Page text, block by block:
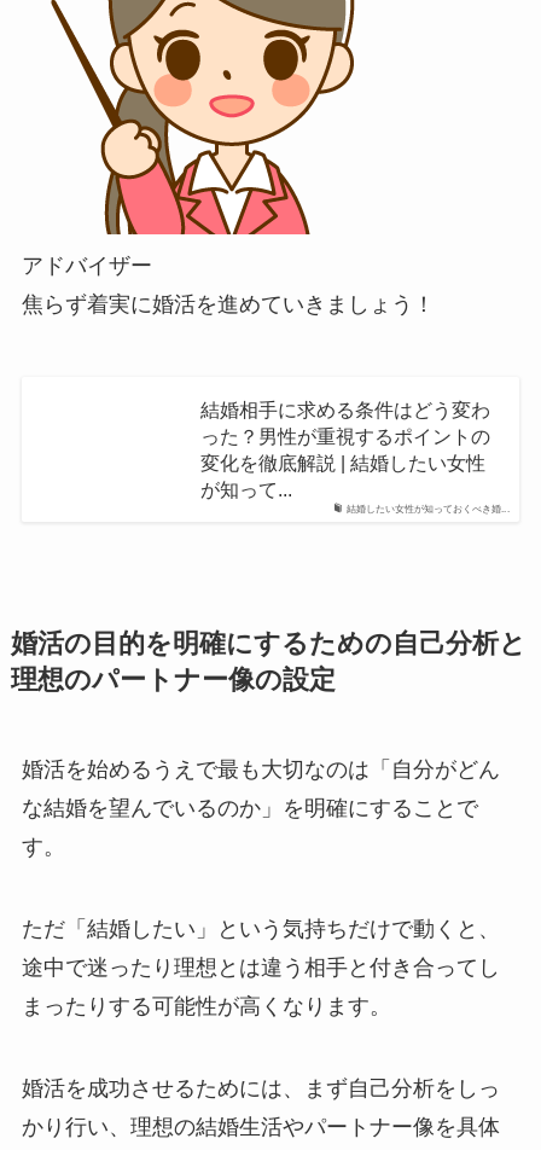
アドバイザー
焦らず着実に婚活を進めていきましょう！
結婚したい女性が知っておくべき婚...
結婚相手に求める条件はどう変わ
った？男性が重視するポイントの
変化を徹底解説 | 結婚したい女性
が知って...
婚活の目的を明確にするための自己分析と
理想のパートナー像の設定
婚活を始めるうえで最も大切なのは「自分がどん
な結婚を望んでいるのか」を明確にすることで
す。
ただ「結婚したい」という気持ちだけで動くと、
途中で迷ったり理想とは違う相手と付き合ってし
まったりする可能性が高くなります。
婚活を成功させるためには、まず自己分析をしっ
かり行い、理想の結婚生活やパートナー像を具体